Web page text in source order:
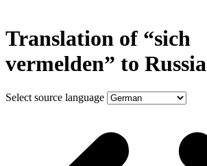
Translation of “sich
vermelden” to
Select source language